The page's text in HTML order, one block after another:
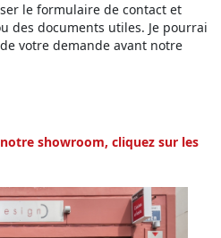
le formulaire de contact et
des documents utiles. Je pourrai
votre demande avant notre
showroom, cliquez sur les